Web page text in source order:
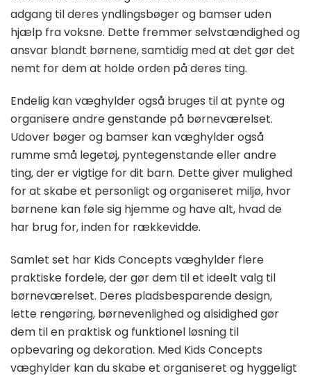
adgang til deres yndlingsbøger og bamser uden
hjælp fra voksne. Dette fremmer selvstændighed og
ansvar blandt børnene, samtidig med at det gør det
nemt for dem at holde orden på deres ting.
Endelig kan væghylder også bruges til at pynte og
organisere andre genstande på børneværelset.
Udover bøger og bamser kan væghylder også
rumme små legetøj, pyntegenstande eller andre
ting, der er vigtige for dit barn. Dette giver mulighed
for at skabe et personligt og organiseret miljø, hvor
børnene kan føle sig hjemme og have alt, hvad de
har brug for, inden for rækkevidde.
Samlet set har Kids Concepts væghylder flere
praktiske fordele, der gør dem til et ideelt valg til
børneværelset. Deres pladsbesparende design,
lette rengøring, børnevenlighed og alsidighed gør
dem til en praktisk og funktionel løsning til
opbevaring og dekoration. Med Kids Concepts
væghylder kan du skabe et organiseret og hyggeligt